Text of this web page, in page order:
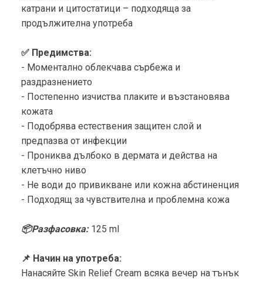
катрани и цитостатици – подходяща за
продължителна употреба
✅ Предимства:
- Моментално облекчава сърбежа и
раздразнението
- Постепенно изчиства плаките и възстановява
кожата
- Подобрява естествения защитен слой и
предпазва от инфекции
- Прониква дълбоко в дермата и действа на
клетъчно ниво
- Не води до привикване или кожна абстиненция
- Подходящ за чувствителна и проблемна кожа
📦Разфасовка: 125 ml
📌 Начин на употреба:
Нанасяйте Skin Relief Cream всяка вечер на тънък